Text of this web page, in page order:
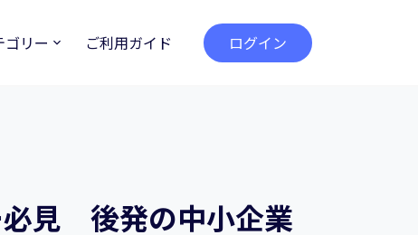
ゴリー ご利用ガイド ログイン
見 後発の中小企業